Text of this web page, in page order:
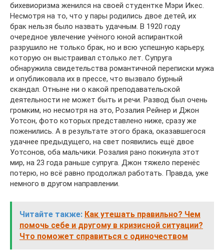
бихевиоризма женился на своей студентке Мэри Икес.
Несмотря на то, что у пары родились двое детей, их
брак нельзя было назвать удачным. В 1920 году
очередное увлечение учёного юной аспиранткой
разрушило не только брак, но и всю успешную карьеру,
которую он выстраивал столько лет. Супруга
обнаружила свидетельства романтичной переписки мужа
и опубликовала их в прессе, что вызвало бурный
скандал. Отныне ни о какой преподавательской
деятельности не может быть и речи. Развод был очень
громким, но несмотря на это, Розалия Рейнер и Джон
Уотсон, фото которых представлено ниже, сразу же
поженились. А в результате этого брака, оказавшегося
удачнее предыдущего, на свет появились ещё двое
Уотсонов, оба мальчики. Розалия рано покинула этот
мир, на 23 года раньше супруга. Джон тяжело перенёс
потерю, но всё равно продолжал работать. Правда, уже
немного в другом направлении.
Читайте также: Как утешать правильно? Чем
помочь себе и другому в кризисной ситуации?
Что поможет справиться с одиночеством